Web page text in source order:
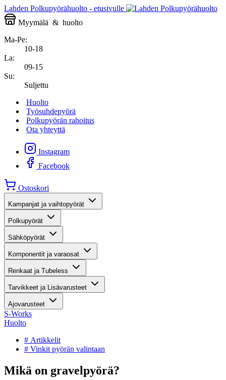
Lahden Polkupyörähuolto - etusivulle
Myymälä & huolto
Ma-Pe:
10-18
La:
09-15
Su:
Suljettu
Huolto
Työsuhdepyörä
Polkupyörän rahoitus
Ota yhteyttä
Instagram
Facebook
Ostoskori
Kampanjat ja vaihtopyörät
Polkupyörät
Sähköpyörät
Komponentit ja varaosat
Renkaat ja Tubeless
Tarvikkeet ja Lisävarusteet
Ajovarusteet
S-Works
Huolto
# Artikkelit
# Vinkit pyörän valintaan
Mikä on gravelpyörä?